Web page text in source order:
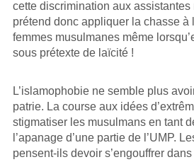
cette discrimination aux
prétend donc appliquer la chasse à
femmes musulmanes même
sous prétexte de laïcité !
L’islamophobie ne semble plus
patrie. La course aux idées
stigmatiser les musulmans en tant
l’apanage d’une partie de l’UMP.
pensent-ils devoir s’engouffrer